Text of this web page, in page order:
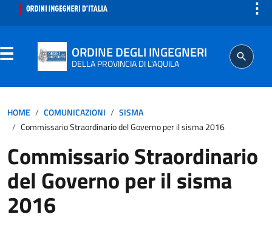
⋮
ORDINE DEGLI INGEGNERI
DELLA PROVINCIA DI L'AQUILA
ISCRITTO
PROFESSIONE
HOME COMUNICAZIONI
SISMA
Commissario Straordinario del Governo per il sisma 2016
Commissario Straordinario
del Governo per il sisma
2016